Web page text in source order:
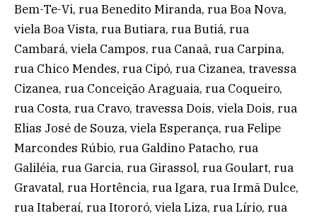
Bem-Te-Vi, rua Benedito Miranda, rua Boa Nova,
viela Boa Vista, rua Butiara, rua Butiá, rua
Cambará, viela Campos, rua Canaã, rua Carpina,
rua Chico Mendes, rua Cipó, rua Cizanea, travessa
Cizanea, rua Conceição Araguaia, rua Coqueiro,
rua Costa, rua Cravo, travessa Dois, viela Dois, rua
Elias José de Souza, viela Esperança, rua Felipe
Marcondes Rúbio, rua Galdino Patacho, rua
Galiléia, rua Garcia, rua Girassol, rua Goulart, rua
Gravatal, rua Hortência, rua Igara, rua Irmã Dulce,
rua Itaberaí, rua Itororó, viela Liza, rua Lírio, rua